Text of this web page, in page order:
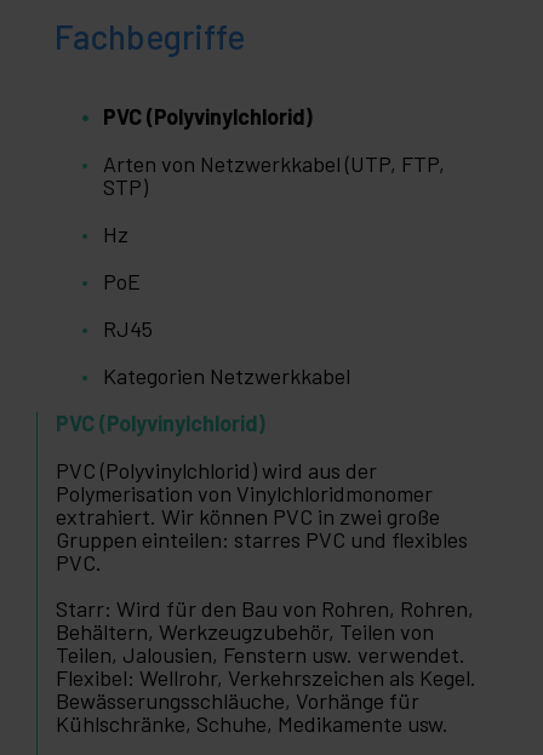
Fachbegriffe
PVC (Polyvinylchlorid)
Arten von Netzwerkkabel (UTP, FTP,
STP)
Hz
PoE
RJ45
Kategorien Netzwerkkabel
PVC (Polyvinylchlorid)
PVC (Polyvinylchlorid) wird aus der
Polymerisation von Vinylchloridmonomer
extrahiert. Wir können PVC in zwei große
Gruppen einteilen: starres PVC und flexibles
PVC.
Starr: Wird für den Bau von Rohren, Rohren,
Behältern, Werkzeugzubehör, Teilen von
Teilen, Jalousien, Fenstern usw. verwendet.
Flexibel: Wellrohr, Verkehrszeichen als Kegel.
Bewässerungsschläuche, Vorhänge für
Kühlschränke, Schuhe, Medikamente usw.